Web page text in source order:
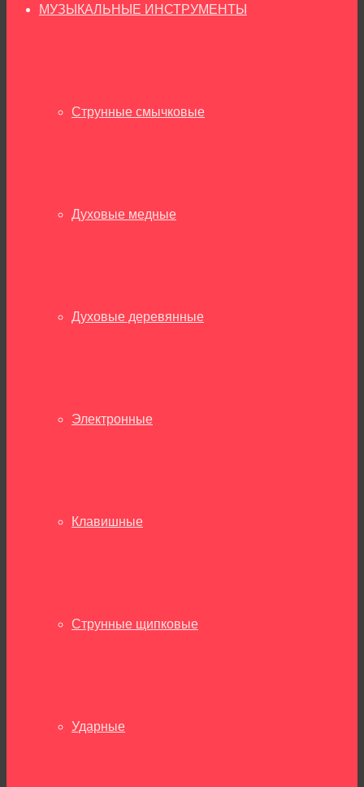
МУЗЫКАЛЬНЫЕ ИНСТРУМЕНТЫ
Струнные смычковые
Духовые медные
Духовые деревянные
Электронные
Клавишные
Струнные щипковые
Ударные